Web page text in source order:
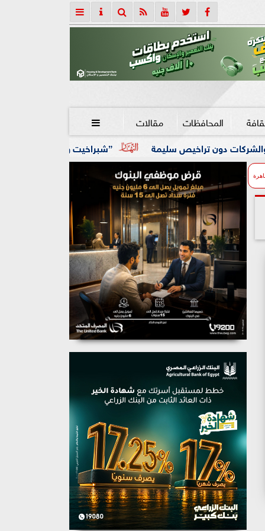
المحافظات مقالات 
”شبراخيت وبدر” ضمن أفضل 10 وحدات محلية على مستوى الجمهورية بالدورة الخامسة لجائزة مصر للتميز الحكومي سليمة